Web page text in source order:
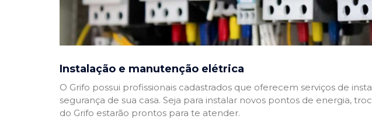
Instalação e manutenção elétrica
O Grifo possui profissionais cadastrados que oferecem serviços de
segurança de sua casa. Seja para instalar novos pontos de energia,
do Grifo estarão prontos para te atender.